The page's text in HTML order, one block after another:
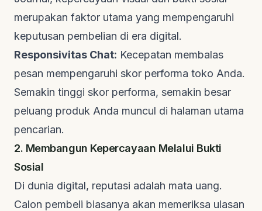
merupakan faktor utama yang mempengaruhi
keputusan pembelian di era digital.
Responsivitas Chat: Kecepatan membalas
pesan mempengaruhi skor performa toko Anda.
Semakin tinggi skor performa, semakin besar
peluang produk Anda muncul di halaman utama
pencarian.
2. Membangun Kepercayaan Melalui Bukti
Sosial
Di dunia digital, reputasi adalah mata uang.
Calon pembeli biasanya akan memeriksa ulasan